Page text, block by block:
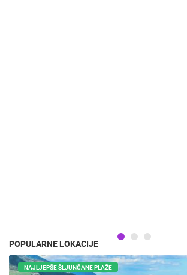
POPULARNE LOKACIJE
NAJLJEPŠE ŠLJUNČANE PLAŽE